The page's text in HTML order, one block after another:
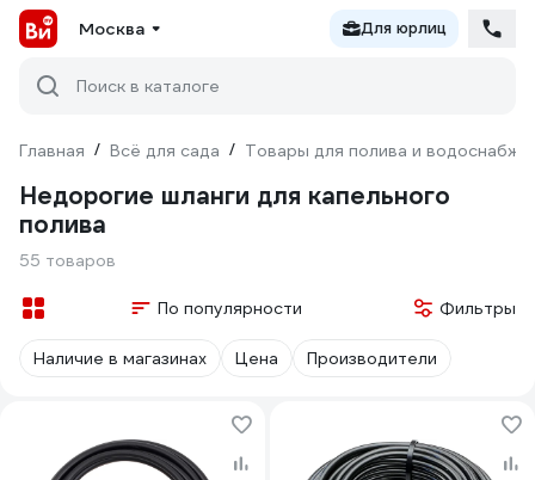
Москва Для юрлиц
Поиск в каталоге
Главная / Всё для сада / Товары для полива и
Недорогие шланги для капельного
полива
55 товаров
По популярности Фильтры
Наличие в магазинах Цена Производители